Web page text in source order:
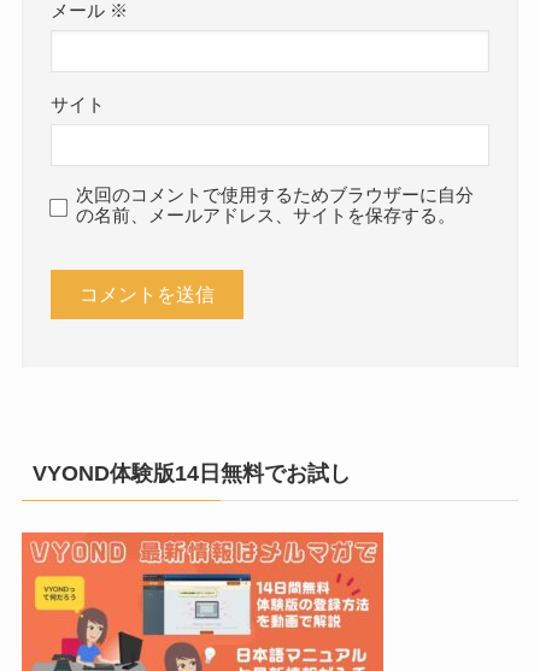
メール ※
サイト
次回のコメントで使用するためブラウザーに自分
の名前、メールアドレス、サイトを保存する。
VYOND体験版14日無料でお試し